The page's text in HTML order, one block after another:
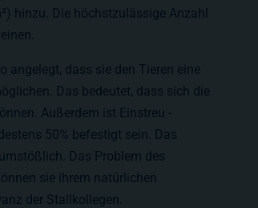
hinzu. Die höchstzulässige Anzahl
angelegt, dass sie den Tieren eine
Das bedeutet, dass sich die
Außerdem ist Einstreu -
50% befestigt sein. Das
Das Problem des
sie ihrem natürlichen
der Stallkollegen.